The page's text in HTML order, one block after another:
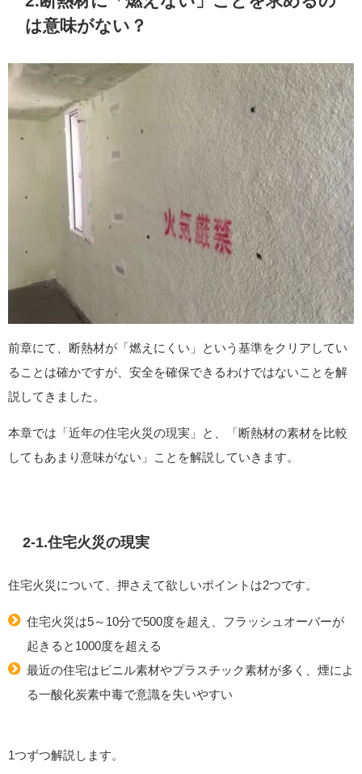
は意味がない？
前章にて、断熱材が「燃えにくい」という基準をクリアしてい
ることは確かですが、安全を確保できるわけではないことを解
説してきました。
本章では「近年の住宅火災の現実」と、「断熱材の素材を比較
してもあまり意味がない」ことを解説していきます。
2-1.住宅火災の現実
住宅火災について、押さえて欲しいポイントは2つです。
住宅火災は5～10分で500度を超え、フラッシュオーバーが
起きると1000度を超える
最近の住宅はビニル素材やプラスチック素材が多く、煙によ
る一酸化炭素中毒で意識を失いやすい
1つずつ解説します。